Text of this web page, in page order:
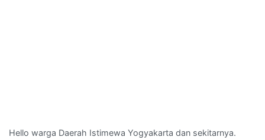
Hello warga Daerah Istimewa Yogyakarta dan sekitarnya.